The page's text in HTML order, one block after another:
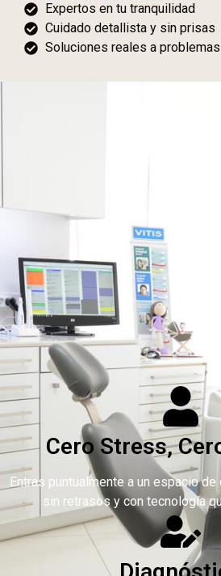
Expertos en tu tranquilidad
Cuidado detallista y sin prisas
Soluciones reales a
Cero Stress,
Entras puntualmente a un espacio
sin retrasos y con tecnología